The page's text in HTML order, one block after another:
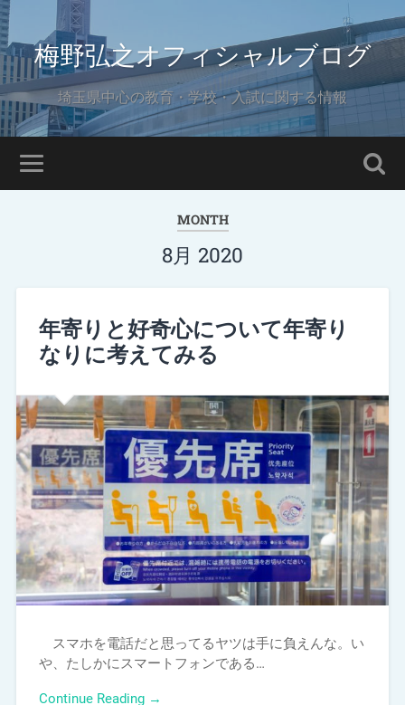
梅野弘之オフィシャルブログ
埼玉県中心の教育・学校・入試に関する情報
MONTH
8月 2020
年寄りと好奇心について年寄り
なりに考えてみる
スマホを電話だと思ってるヤツは手に負えんな。い
や、たしかにスマートフォンである…
Continue Reading →